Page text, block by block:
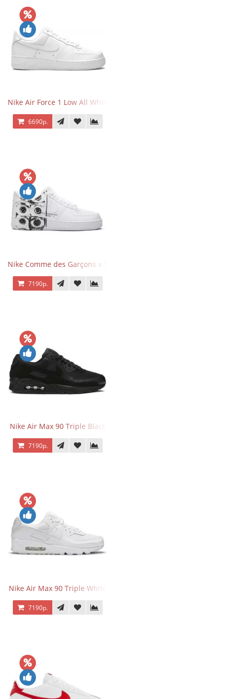
Nike Air Force 1 Low All White
6690р.
Nike Comme des Garçons x Supreme x Air Force 1 Low Eyes
7190р.
Nike Air Max 90 Triple Black
7190р.
Nike Air Max 90 Triple White
7190р.